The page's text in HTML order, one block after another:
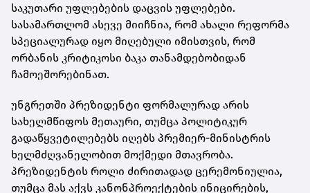
საკუთარი უფლებების დაცვის უფლებები.
სასამართლომ ასევე მიიჩნია, რომ ახალი რეფორმა
სპეციალურად იყო მიღებული იმისთვის, რომ
ორბანის კრიტიკოსი ბაკა თანამდებობიდან
ჩამოეშორებინათ.
უნგრეთში პრეზიდენტი ფორმალურად არის
სახელმწიფოს მეთაური, თუმცა პოლიტიკურ
გადაწყვეტილებებს იღებს პრემიერ-მინისტრის
ხელმძღვანელობით მოქმედი მთავრობა.
პრეზიდენტის როლი ძირითადად ცერემონიულია,
თუმცა მას აქვს კანონპროექტების ინიცირების,